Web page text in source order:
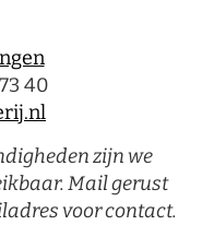
40
zijn we
Mail gerust
voor contact.